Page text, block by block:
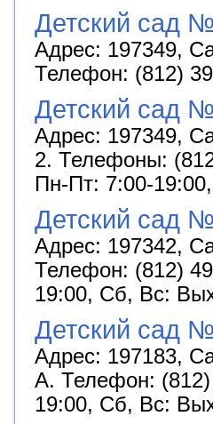
Детский сад
Адрес: 197349,
Телефон: (812)
Детский сад
Адрес: 197349,
2. Телефоны:
Пн-Пт: 7:00-
Детский сад
Адрес: 197342,
Телефон: (812)
19:00, Сб, Вс:
Детский сад
Адрес: 197183,
А. Телефон:
19:00, Сб, Вс: